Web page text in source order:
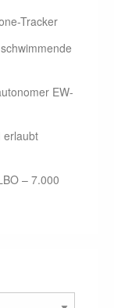
Tracker
EW-
erlaubt
– 7.000